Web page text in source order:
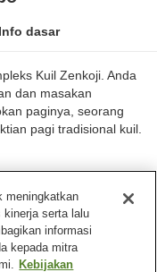
Info dasar
Kuil Zenkoji. Anda
dan masakan
paginya, seorang
pagi tradisional kuil.
meningkatkan
kinerja serta lalu
informasi
kepada mitra
Kebijakan